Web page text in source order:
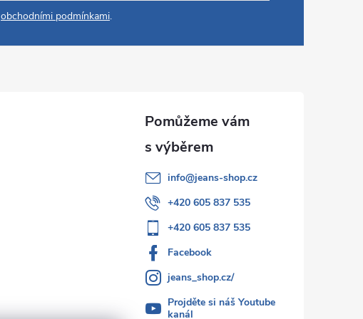
obchodními podmínkami.
info@jeans-shop.cz
+420 605 837 535
+420 605 837 535
Facebook
jeans_shop.cz/
Projděte si náš Youtube
kanál